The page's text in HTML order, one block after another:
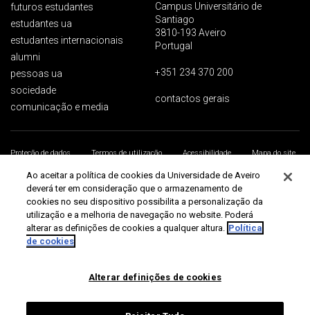
futuros estudantes
estudantes ua
estudantes internacionais
alumni
pessoas ua
sociedade
comunicação e media
Campus Universitário de
Santiago
3810-193 Aveiro
Portugal
+351 234 370 200
contactos gerais
Proteção de dados Termos de utilização Acessibilidade
Mapa do site
Universidade de Aveiro 2026
Ao aceitar a política de cookies da Universidade de Aveiro
deverá ter em consideração que o armazenamento de
cookies no seu dispositivo possibilita a personalização da
utilização e a melhoria de navegação no website. Poderá
alterar as definições de cookies a qualquer altura. Política
de cookies
Alterar definições de cookies